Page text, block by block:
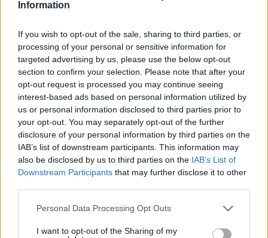
Information
If you wish to opt-out of the sale, sharing to third parties, or
processing of your personal or sensitive information for
targeted advertising by us, please use the below opt-out
section to confirm your selection. Please note that after your
opt-out request is processed you may continue seeing
interest-based ads based on personal information utilized by
us or personal information disclosed to third parties prior to
your opt-out. You may separately opt-out of the further
disclosure of your personal information by third parties on the
IAB’s list of downstream participants. This information may
also be disclosed by us to third parties on the IAB’s List of
Downstream Participants that may further disclose it to other
Please note that this website/app uses one or more Google
not limited to your visit or usage behaviour. You may click to
Personal Data Processing Opt Outs
I want to opt-out of the Sharing of my